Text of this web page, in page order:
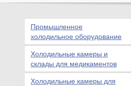
Промышленное
холодильное оборудование
Холодильные камеры и
склады для медикаментов
Холодильные камеры для